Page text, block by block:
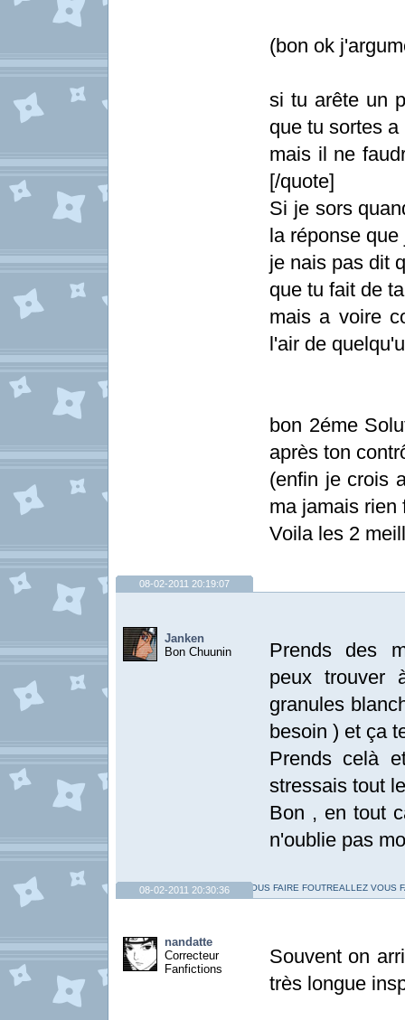
(bon ok
si tu arête un
que tu sortes
mais il ne
[/quote]
Si je sors
la réponse
je nais pas dit
que tu fait de
mais a voire
l'air de
bon 2éme
après ton
(enfin je crois
ma jamais
Voila les 2
08-02-2011 20:19:07
Janken
Bon Chuunin
Prends des
peux trouver
granules
besoin ) et ça
Prends celà
stressais tout
Bon , en tout
n'oublie pas
ALLEZ VOUS FAIRE FOUTREALLEZ VOUS
08-02-2011 20:30:36
nandatte
Correcteur
Fanfictions
Souvent on
très longue